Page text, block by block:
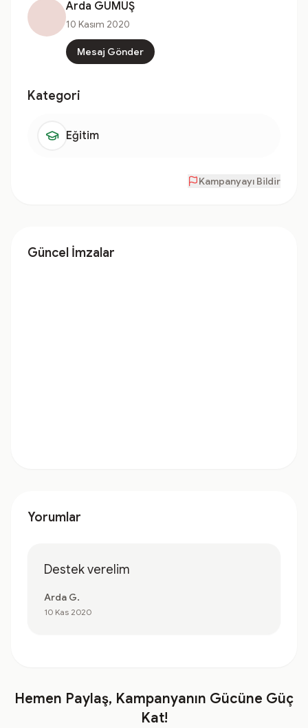
Arda GÜMÜŞ
10 Kasım 2020
Mesaj Gönder
Kategori
Eğitim
Kampanyayı Bildir
Güncel İmzalar
Yorumlar
Destek verelim
Arda G.
10 Kas 2020
Hemen Paylaş, Kampanyanın Gücüne Güç
Kat!